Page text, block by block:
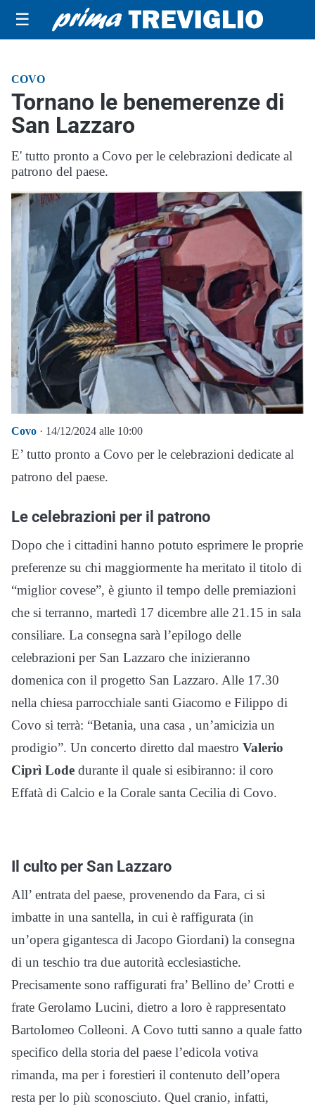
☰
COVO
Tornano le benemerenze di
San Lazzaro
E' tutto pronto a Covo per le celebrazioni dedicate al
patrono del paese.
Covo · 14/12/2024 alle 10:00
E’ tutto pronto a Covo per le celebrazioni dedicate al
patrono del paese.
Le celebrazioni per il patrono
Dopo che i cittadini hanno potuto esprimere le proprie
preferenze su chi maggiormente ha meritato il titolo di
“miglior covese”, è giunto il tempo delle premiazioni
che si terranno, martedì 17 dicembre alle 21.15 in sala
consiliare. La consegna sarà l’epilogo delle
celebrazioni per San Lazzaro che inizieranno
domenica con il progetto San Lazzaro. Alle 17.30
nella chiesa parrocchiale santi Giacomo e Filippo di
Covo si terrà: “Betania, una casa , un’amicizia un
prodigio”. Un concerto diretto dal maestro Valerio
Ciprì Lode durante il quale si esibiranno: il coro
Effatà di Calcio e la Corale santa Cecilia di Covo.
Il culto per San Lazzaro
All’ entrata del paese, provenendo da Fara, ci si
imbatte in una santella, in cui è raffigurata (in
un’opera gigantesca di Jacopo Giordani) la consegna
di un teschio tra due autorità ecclesiastiche.
Precisamente sono raffigurati fra’ Bellino de’ Crotti e
frate Gerolamo Lucini, dietro a loro è rappresentato
Bartolomeo Colleoni. A Covo tutti sanno a quale fatto
specifico della storia del paese l’edicola votiva
rimanda, ma per i forestieri il contenuto dell’opera
resta per lo più sconosciuto. Quel cranio, infatti,